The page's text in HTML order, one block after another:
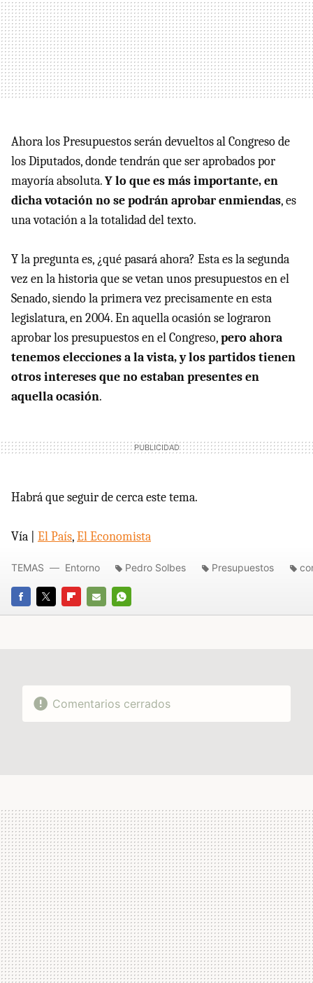
Ahora los Presupuestos serán devueltos al Congreso de
los Diputados, donde tendrán que ser aprobados por
mayoría absoluta.Y lo que es más importante, en
dicha votación no se podrán aprobar enmiendas, es
una votación a la totalidad del texto.
Y la pregunta es, ¿qué pasará ahora? Esta es la segunda
vez en la historia que se vetan unos presupuestos en el
Senado, siendo la primera vez precisamente en esta
legislatura, en 2004. En aquella ocasión se lograron
aprobar los presupuestos en el Congreso,pero ahora
tenemos elecciones a la vista, y los partidos tienen
otros intereses que no estaban presentes en
aquella ocasión.
Habrá que seguir de cerca este tema.
Vía | El País,El Economista
FACEBOOK
TWITTERFLIPBOARD
E-
WHATSAPP
TEMAS Entorno Pedro Solbes Presupuestos
Comentarios cerrados